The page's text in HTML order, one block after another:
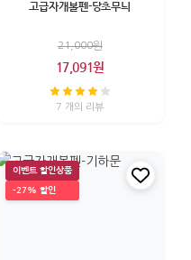
고급자개볼펜-당초무늬
21,000원
17,091원
7 개의 리뷰
이벤트 할인상품
-27% 할인